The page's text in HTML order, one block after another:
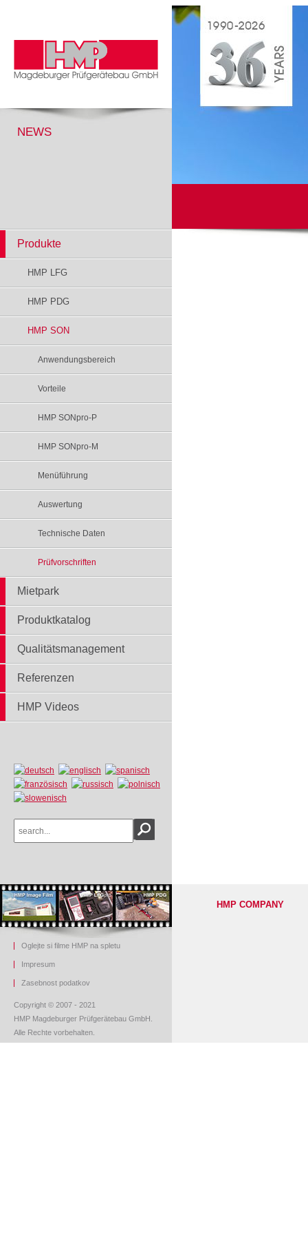
NEWS
Produkte
HMP LFG
HMP PDG
HMP SON
Anwendungsbereich
Vorteile
HMP SONpro-P
HMP SONpro-M
Menüführung
Auswertung
Technische Daten
Prüfvorschriften
Mietpark
Produktkatalog
Qualitätsmanagement
Referenzen
HMP Videos
Oglejte si filme HMP na spletu
Impresum
Zasebnost podatkov
Copyright © 2007 - 2021
HMP Magdeburger Prüfgerätebau GmbH.
Alle Rechte vorbehalten.
HMP COMPANY